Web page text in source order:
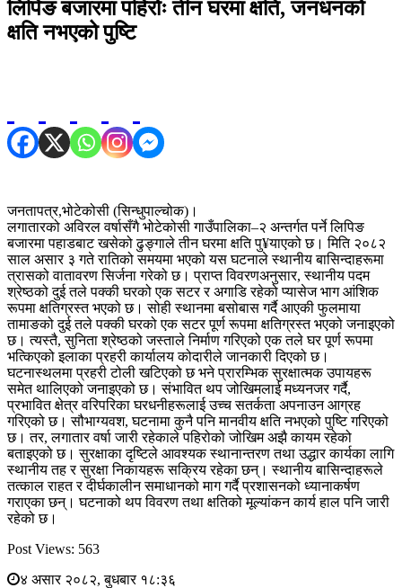
लिपिङ बजारमा पहिरोः तीन घरमा क्षति, जनधनको
क्षति नभएको पुष्टि
जनतापत्र,भोटेकोसी (सिन्धुपाल्चोक)।
लगातारको अविरल वर्षासँगै भोटेकोसी गाउँपालिका–२ अन्तर्गत पर्ने लिपिङ
बजारमा पहाडबाट खसेको ढुङ्गाले तीन घरमा क्षति पु¥याएको छ। मिति २०८२
साल असार ३ गते रातिको समयमा भएको यस घटनाले स्थानीय बासिन्दाहरूमा
त्रासको वातावरण सिर्जना गरेको छ। प्राप्त विवरणअनुसार, स्थानीय पदम
श्रेष्ठको दुई तले पक्की घरको एक सटर र अगाडि रहेको प्यासेज भाग आंशिक
रूपमा क्षतिग्रस्त भएको छ। सोही स्थानमा बसोबास गर्दै आएकी फुलमाया
तामाङको दुई तले पक्की घरको एक सटर पूर्ण रूपमा क्षतिग्रस्त भएको जनाइएको
छ। त्यस्तै, सुनिता श्रेष्ठको जस्ताले निर्माण गरिएको एक तले घर पूर्ण रूपमा
भत्किएको इलाका प्रहरी कार्यालय कोदारीले जानकारी दिएको छ।
घटनास्थलमा प्रहरी टोली खटिएको छ भने प्रारम्भिक सुरक्षात्मक उपायहरू
समेत थालिएको जनाइएको छ। संभावित थप जोखिमलाई मध्यनजर गर्दै,
प्रभावित क्षेत्र वरिपरिका घरधनीहरूलाई उच्च सतर्कता अपनाउन आग्रह
गरिएको छ। सौभाग्यवश, घटनामा कुनै पनि मानवीय क्षति नभएको पुष्टि गरिएको
छ। तर, लगातार वर्षा जारी रहेकाले पहिरोको जोखिम अझै कायम रहेको
बताइएको छ। सुरक्षाका दृष्टिले आवश्यक स्थानान्तरण तथा उद्धार कार्यका लागि
स्थानीय तह र सुरक्षा निकायहरू सक्रिय रहेका छन्। स्थानीय बासिन्दाहरूले
तत्काल राहत र दीर्घकालीन समाधानको माग गर्दै प्रशासनको ध्यानाकर्षण
गराएका छन्। घटनाको थप विवरण तथा क्षतिको मूल्यांकन कार्य हाल पनि जारी
रहेको छ।
Post Views: 563
४ असार २०८२, बुधबार १८:३६